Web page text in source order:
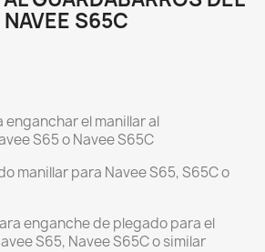
S65C
enganchar el manillar al
S65 o Navee S65C
manillar para Navee S65, S65C o
enganche de plegado para el
S65, Navee S65C o similar